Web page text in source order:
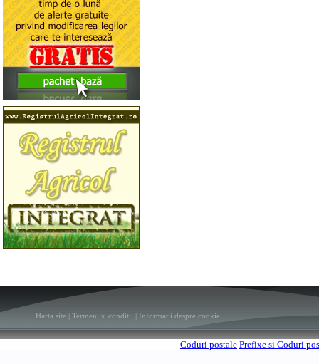
Harta site | Termeni si conditii | Informatii despre cookie
Coduri postale Prefixe si Coduri